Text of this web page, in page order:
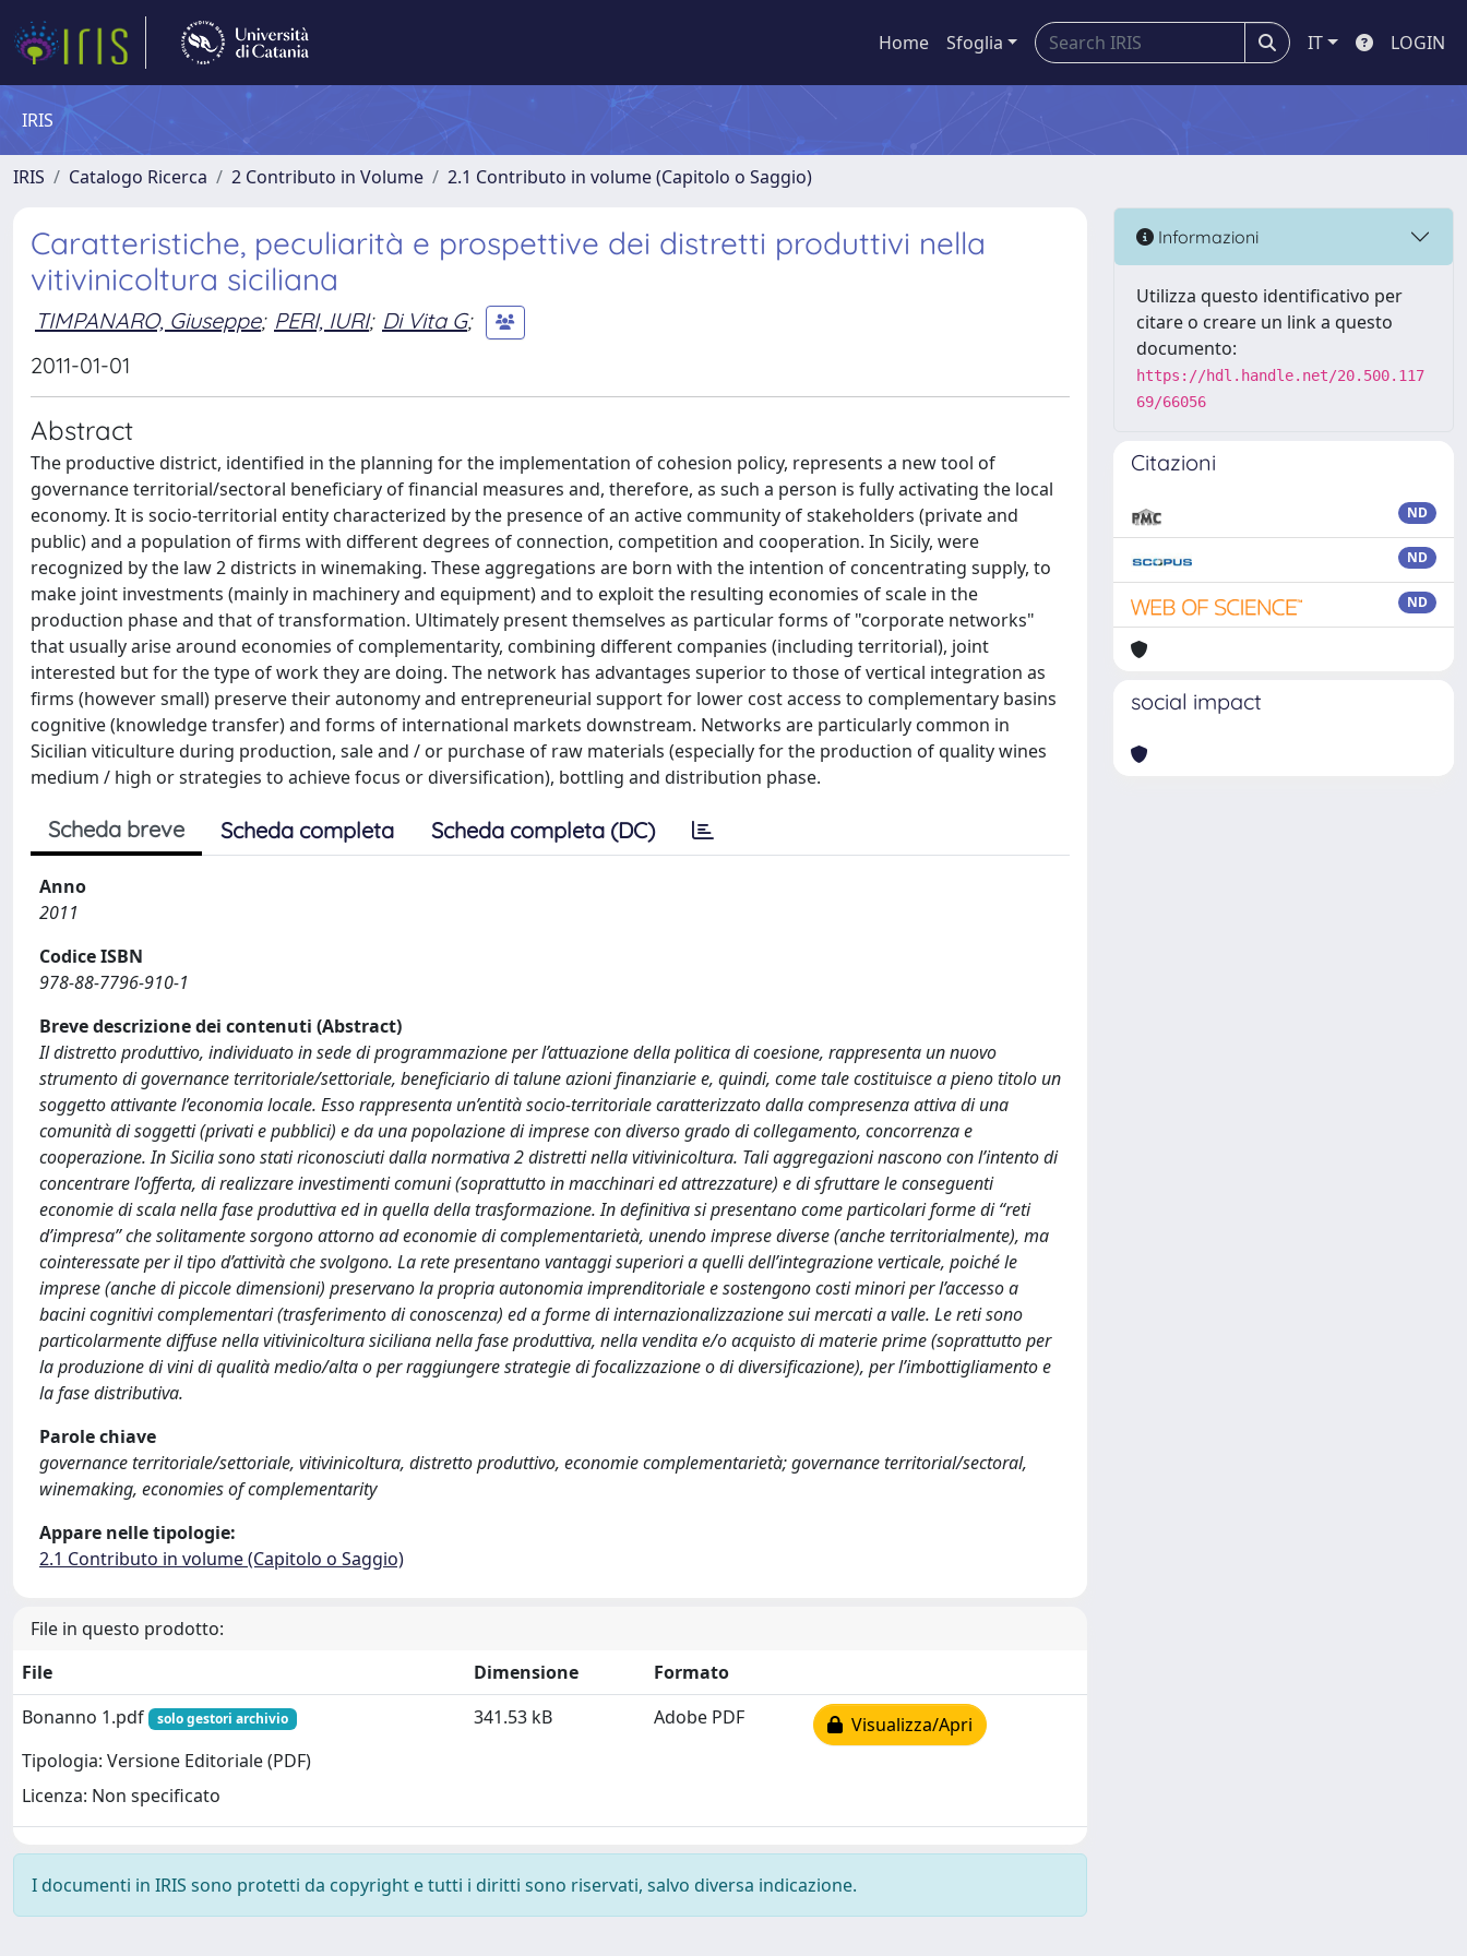
Home Sfoglia IT LOGIN
IRIS
IRIS Catalogo Ricerca 2 Contributo in Volume 2.1 Contributo in volume (Capitolo o Saggio)
Caratteristiche, peculiarità e prospettive dei distretti produttivi nella
vitivinicoltura siciliana
TIMPANARO, Giuseppe; PERI, IURI; Di Vita G;
2011-01-01
Abstract
The productive district, identified in the planning for the implementation of cohesion policy, represents a new tool of
governance territorial/sectoral beneficiary of financial measures and, therefore, as such a person is fully activating the local
economy. It is socio-territorial entity characterized by the presence of an active community of stakeholders (private and
public) and a population of firms with different degrees of connection, competition and cooperation. In Sicily, were
recognized by the law 2 districts in winemaking. These aggregations are born with the intention of concentrating supply, to
make joint investments (mainly in machinery and equipment) and to exploit the resulting economies of scale in the
production phase and that of transformation. Ultimately present themselves as particular forms of "corporate networks"
that usually arise around economies of complementarity, combining different companies (including territorial), joint
interested but for the type of work they are doing. The network has advantages superior to those of vertical integration as
firms (however small) preserve their autonomy and entrepreneurial support for lower cost access to complementary basins
cognitive (knowledge transfer) and forms of international markets downstream. Networks are particularly common in
Sicilian viticulture during production, sale and / or purchase of raw materials (especially for the production of quality wines
medium / high or strategies to achieve focus or diversification), bottling and distribution phase.
Scheda breve Scheda completa Scheda completa (DC)
Anno
2011
Codice ISBN
978-88-7796-910-1
Breve descrizione dei contenuti (Abstract)
Il distretto produttivo, individuato in sede di programmazione per l’attuazione della politica di coesione, rappresenta un nuovo
strumento di governance territoriale/settoriale, beneficiario di talune azioni finanziarie e, quindi, come tale costituisce a pieno titolo un
soggetto attivante l’economia locale. Esso rappresenta un’entità socio-territoriale caratterizzato dalla compresenza attiva di una
comunità di soggetti (privati e pubblici) e da una popolazione di imprese con diverso grado di collegamento, concorrenza e
cooperazione. In Sicilia sono stati riconosciuti dalla normativa 2 distretti nella vitivinicoltura. Tali aggregazioni nascono con l’intento di
concentrare l’offerta, di realizzare investimenti comuni (soprattutto in macchinari ed attrezzature) e di sfruttare le conseguenti
economie di scala nella fase produttiva ed in quella della trasformazione. In definitiva si presentano come particolari forme di “reti
d’impresa” che solitamente sorgono attorno ad economie di complementarietà, unendo imprese diverse (anche territorialmente), ma
cointeressate per il tipo d’attività che svolgono. La rete presentano vantaggi superiori a quelli dell’integrazione verticale, poiché le
imprese (anche di piccole dimensioni) preservano la propria autonomia imprenditoriale e sostengono costi minori per l’accesso a
bacini cognitivi complementari (trasferimento di conoscenza) ed a forme di internazionalizzazione sui mercati a valle. Le reti sono
particolarmente diffuse nella vitivinicoltura siciliana nella fase produttiva, nella vendita e/o acquisto di materie prime (soprattutto per
la produzione di vini di qualità medio/alta o per raggiungere strategie di focalizzazione o di diversificazione), per l’imbottigliamento e
la fase distributiva.
Parole chiave
governance territoriale/settoriale, vitivinicoltura, distretto produttivo, economie complementarietà; governance territorial/sectoral,
winemaking, economies of complementarity
Appare nelle tipologie:
2.1 Contributo in volume (Capitolo o Saggio)
File in questo prodotto:
File
Dimensione
Formato
Bonanno 1.pdf
solo gestori archivio
Tipologia: Versione Editoriale (PDF)
Licenza: Non specificato
341.53 kB Adobe PDF Visualizza/Apri
I documenti in IRIS sono protetti da copyright e tutti i diritti sono riservati, salvo diversa indicazione.
Informazioni
Utilizza questo identificativo per
citare o creare un link a questo
documento:
https://hdl.handle.net/20.500.117
69/66056
Citazioni
ND
ND
ND
social impact